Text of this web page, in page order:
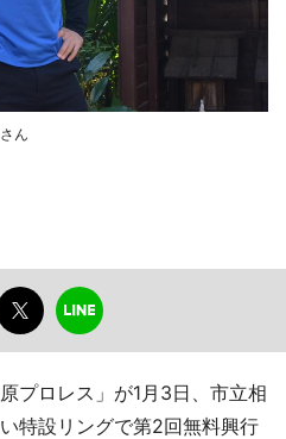
ん
プロレス」が1月3日、市立相
特設リングで第2回無料興行